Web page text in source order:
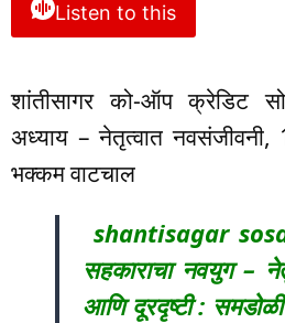
Listen to this
शांतीसागर को-ऑप क्रेडिट
अध्याय – नेतृत्वात नवसंजीवनी,
भक्कम वाटचाल
shantisagar
सहकाराचा नवयुग –
आणि दूरदृष्टी : समडोळी